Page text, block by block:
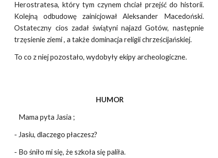
Herostratesa, który tym czynem chciał przejść do historii.
Kolejną odbudowę zainicjował Aleksander Macedoński.
Ostateczny cios zadał świątyni najazd Gotów, następnie
trzęsienie ziemi , a także dominacja religii chrześcijańskiej.
To co z niej pozostało, wydobyły ekipy archeologiczne.
HUMOR
Mama pyta Jasia ;
- Jasiu, dlaczego płaczesz?
- Bo śniło mi się, że szkoła się paliła.